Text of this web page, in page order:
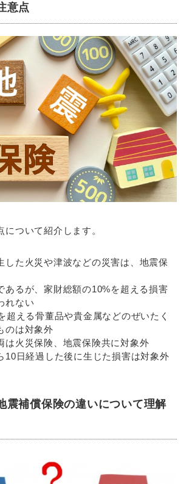
意点
ついて紹介します。
した火災や津波などの災害は、地震保
あるが、家財総額の10%を超える損害
れない
超える骨董品や貴金属などのぜいたく
のは対象外
は火災保険、地震保険共に対象外
10日経過した後に生じた損害は対象外
震補償保険の違いについて理解